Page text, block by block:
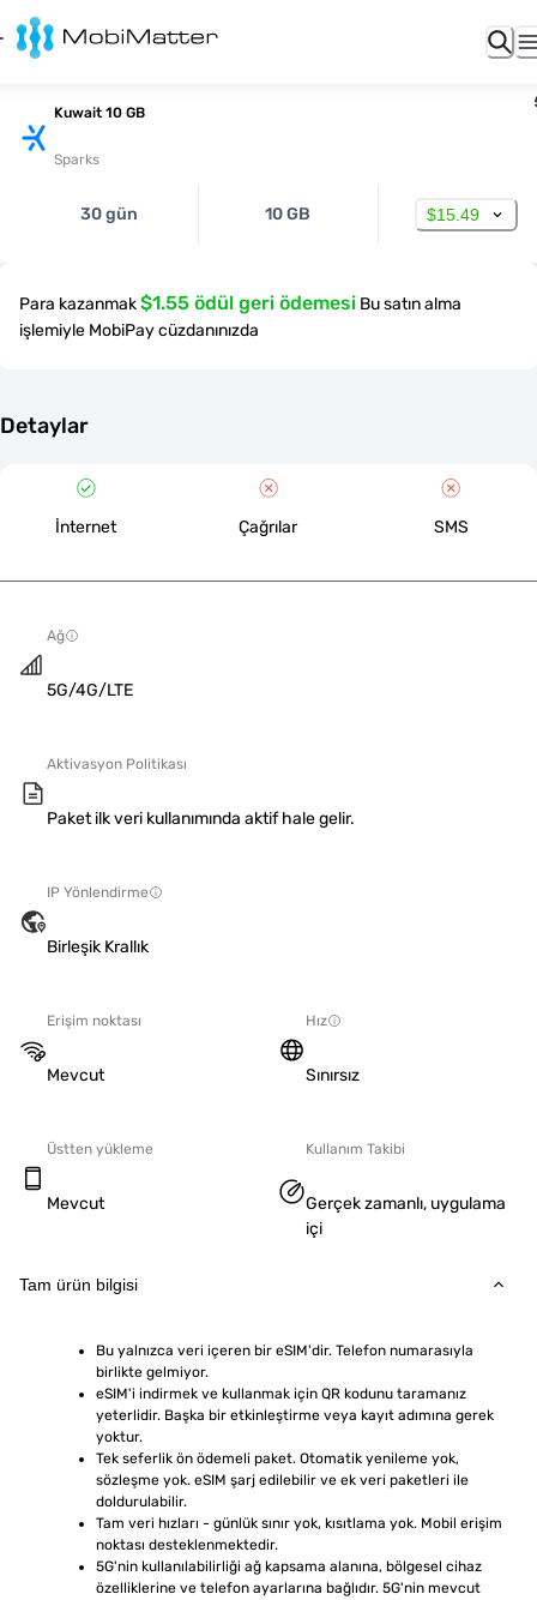
Kuwait 10 GB
Sparks
30 gün 10 GB $15.49
Para kazanmak$1.55 ödül geri ödemesi Bu satın alma
işlemiyle MobiPay cüzdanınızda
Detaylar
İnternet Çağrılar SMS
Ağ
5G/4G/LTE
Aktivasyon Politikası
Paket ilk veri kullanımında aktif hale gelir.
IP Yönlendirme
Birleşik Krallık
Erişim noktası
Mevcut
Hız
Sınırsız
Üstten yükleme
Mevcut
Kullanım Takibi
Gerçek zamanlı, uygulama
içi
Tam ürün bilgisi
Bu yalnızca veri içeren bir eSIM'dir. Telefon numarasıyla
birlikte gelmiyor.
eSIM'i indirmek ve kullanmak için QR kodunu taramanız
yeterlidir. Başka bir etkinleştirme veya kayıt adımına gerek
yoktur.
Tek seferlik ön ödemeli paket. Otomatik yenileme yok,
sözleşme yok. eSIM şarj edilebilir ve ek veri paketleri ile
doldurulabilir.
Tam veri hızları - günlük sınır yok, kısıtlama yok. Mobil erişim
noktası desteklenmektedir.
5G'nin kullanılabilirliği ağ kapsama alanına, bölgesel cihaz
özelliklerine ve telefon ayarlarına bağlıdır. 5G'nin mevcut